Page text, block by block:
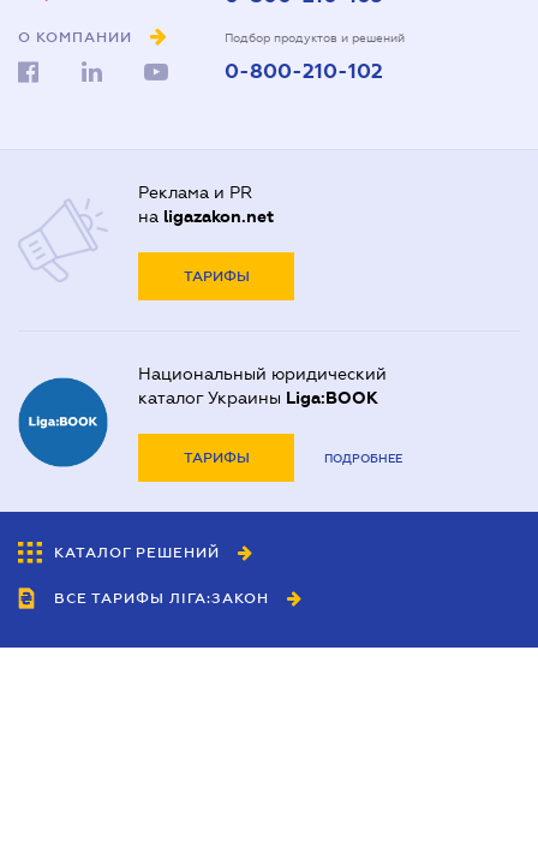
О КОМПАНИИ Подбор продуктов и решений
0-800-210-102
Реклама и PR
на ligazakon.net
ТАРИФЫ
Национальный юридический
каталог Украины Liga:BOOK
ТАРИФЫ ПОДРОБНЕЕ
КАТАЛОГ РЕШЕНИЙ
ВСЕ ТАРИФЫ ЛІГА:ЗАКОН